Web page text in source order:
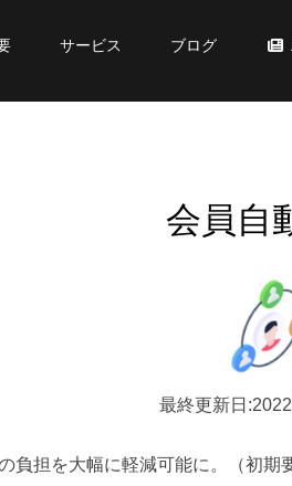
サービス ブログ
会員自
最終更新日
負担を大幅に軽減可能に。（初